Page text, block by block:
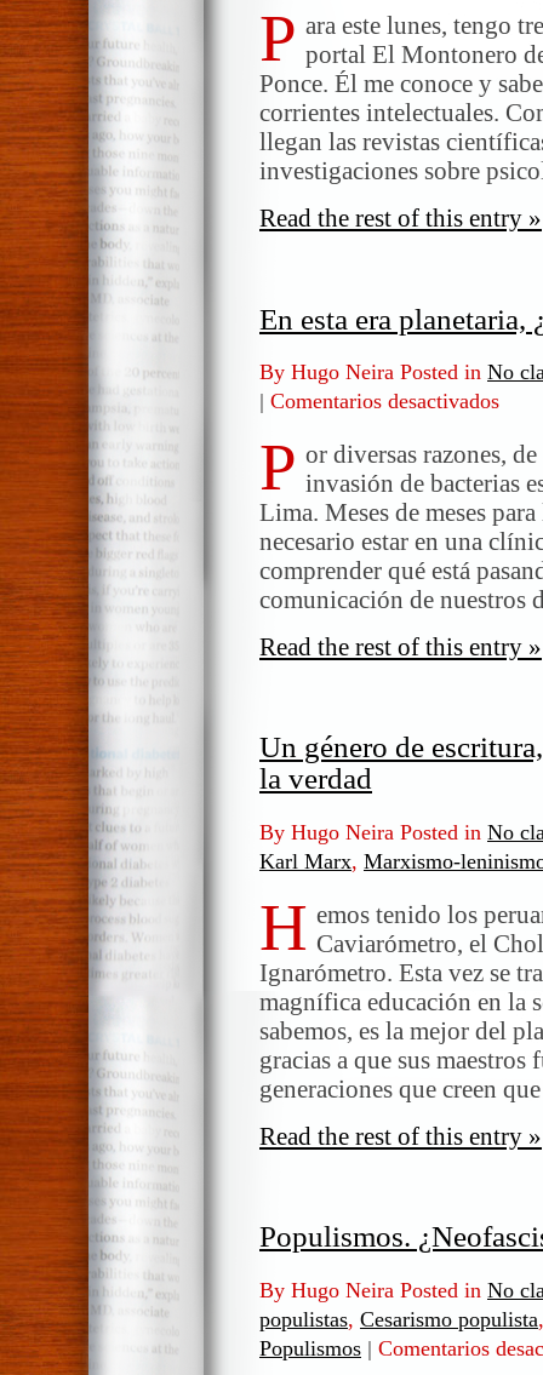
a
amigos
P ara este lunes, tengo
portal El Montonero
Ponce. Él me conoce y
corrientes intelectuales.
llegan las revistas
investigaciones sobre
Read the rest of this entry »
En esta era planetaria,
By Hugo Neira Posted in No
| Comentarios desactivados
esta
¿cómo
ven
al
Perú
ojos?
P or diversas razones,
invasión de bacterias
Lima. Meses de meses
necesario estar en una
comprender qué está
comunicación de
Read the rest of this entry »
Un género de
la verdad
By Hugo Neira Posted in No
Karl Marx, Marxismo-
H emos tenido los
Caviarómetro, el
Ignarómetro. Esta vez se
magnífica educación en la
sabemos, es la mejor del
gracias a que sus maestros
generaciones que creen
Read the rest of this entry »
Populismos.
By Hugo Neira Posted in No
populistas, Cesarismo populista
Populismos | Comentarios